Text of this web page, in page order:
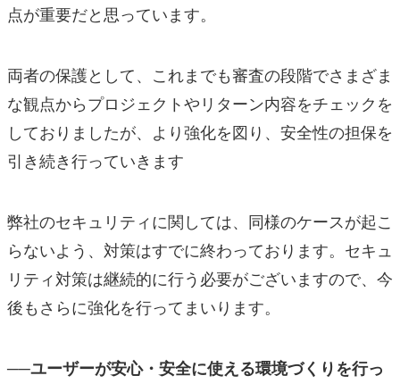
点が重要だと思っています。
両者の保護として、これまでも審査の段階でさまざま
な観点からプロジェクトやリターン内容をチェックを
しておりましたが、より強化を図り、安全性の担保を
引き続き行っていきます
弊社のセキュリティに関しては、同様のケースが起こ
らないよう、対策はすでに終わっております。セキュ
リティ対策は継続的に行う必要がございますので、今
後もさらに強化を行ってまいります。
──ユーザーが安心・安全に使える環境づくりを行っ